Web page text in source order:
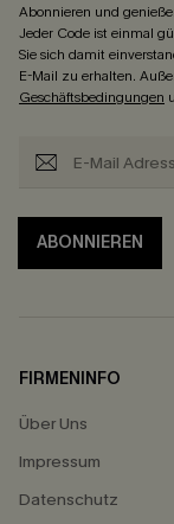
Abonnieren und
Jeder Code ist einmal
Sie sich damit
E-Mail zu erhalten.
Geschäftsbedingungen
ABONNIEREN
FIRMENINFO
Über Uns
Impressum
Datenschutz